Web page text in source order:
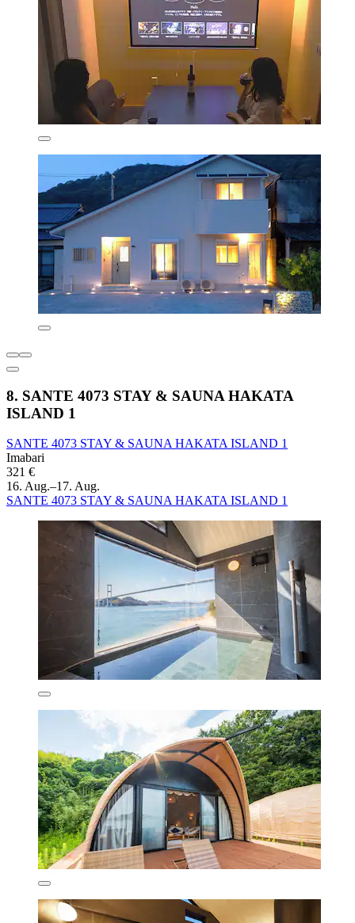
8. SANTE 4073 STAY & SAUNA HAKATA
ISLAND 1
SANTE 4073 STAY & SAUNA HAKATA ISLAND 1
Imabari
321 €
16. Aug.–17. Aug.
SANTE 4073 STAY & SAUNA HAKATA ISLAND 1